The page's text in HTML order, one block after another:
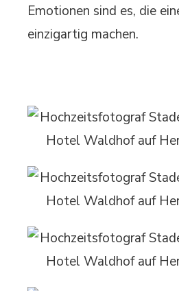
Emotionen sind es, die
einzigartig machen.